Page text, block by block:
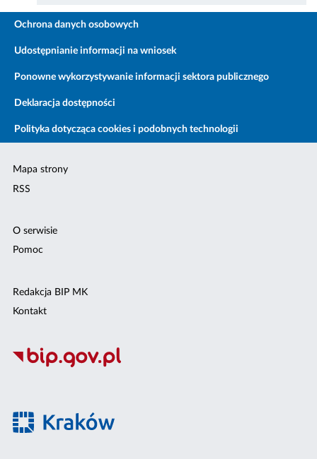
Ochrona danych osobowych
Udostępnianie informacji na wniosek
Ponowne wykorzystywanie informacji sektora publicznego
Deklaracja dostępności
Polityka dotycząca cookies i podobnych technologii
Mapa strony
RSS
O serwisie
Pomoc
Redakcja BIP MK
Kontakt